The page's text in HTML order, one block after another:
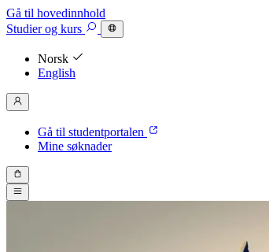
Gå til hovedinnhold
Studierog kurs
Norsk
English
Gå til studentportalen
Mine søknader